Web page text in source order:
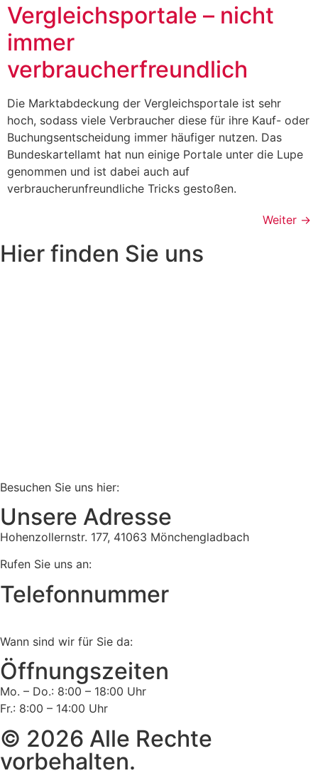
Vergleichsportale – nicht
immer
verbraucherfreundlich
Die Marktabdeckung der Vergleichsportale ist sehr
hoch, sodass viele Verbraucher diese für ihre Kauf- oder
Buchungsentscheidung immer häufiger nutzen. Das
Bundeskartellamt hat nun einige Portale unter die Lupe
genommen und ist dabei auch auf
verbraucherunfreundliche Tricks gestoßen.
Weiter →
Hier finden Sie uns
Besuchen Sie uns hier:
Unsere Adresse
Hohenzollernstr. 177, 41063 Mönchengladbach
Rufen Sie uns an:
Telefonnummer
Wann sind wir für Sie da:
Öffnungszeiten
Mo. – Do.: 8:00 – 18:00 Uhr
Fr.: 8:00 – 14:00 Uhr
© 2026 Alle Rechte
vorbehalten.